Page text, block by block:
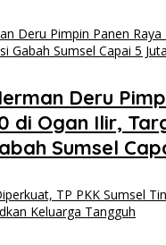
Deru
di Ogan Ilir,
Sumsel